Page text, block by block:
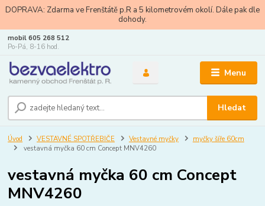
DOPRAVA: Zdarma ve Frenštátě p.R a 5 kilometrovém okolí. Dále pak dle
dohody.
Menu
Hledat
mobil 605 268 512
Po-Pá, 8-16 hod.
Úvod VESTAVNÉ SPOTŘEBIČE Vestavné myčky
myčky šíře 60cm
vestavná myčka 60 cm Concept MNV4260
vestavná myčka 60 cm Concept
MNV4260